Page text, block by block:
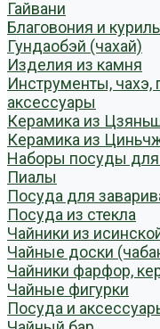
Гайвани
Благовония и
Гундаобэй (чахай)
Изделия из камня
Инструменты, чахэ,
аксессуары
Керамика из
Керамика из
Наборы посуды
Пиалы
Посуда для
Посуда из стекла
Чайники из
Чайные доски
Чайники фарфор,
Чайные фигурки
Посуда и